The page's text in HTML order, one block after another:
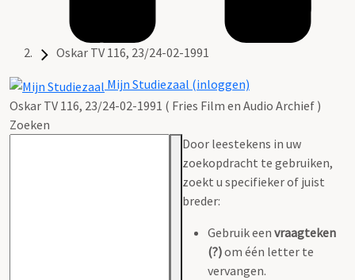
Oskar TV 116, 23/24-02-1991
Mijn Studiezaal (inloggen)
Oskar TV 116, 23/24-02-1991 ( Fries Film en Audio Archief )
Zoeken
Door leestekens in uw
zoekopdracht te gebruiken,
zoekt u specifieker of juist
breder:
Gebruik een vraagteken
(?)om één letter te
vervangen.